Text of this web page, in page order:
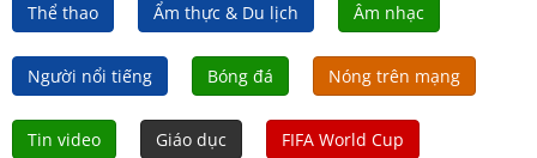
Thể thao Ẩm thực & Du lịch Âm nhạc
Người nổi tiếng Bóng đá Nóng trên mạng
Tin video Giáo dục FIFA World Cup